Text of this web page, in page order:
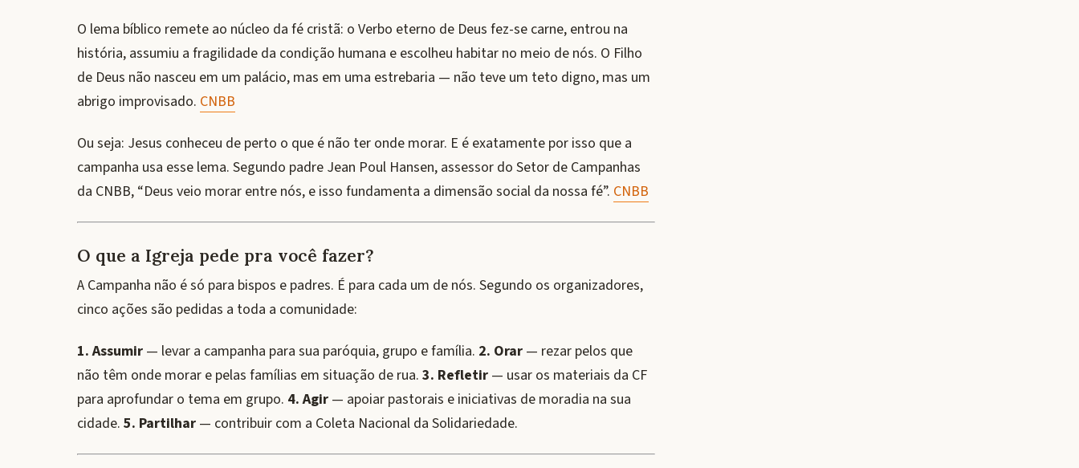
O lema bíblico remete ao núcleo da fé cristã: o Verbo eterno de Deus fez-se carne, entrou na
história, assumiu a fragilidade da condição humana e escolheu habitar no meio de nós. O Filho
de Deus não nasceu em um palácio, mas em uma estrebaria — não teve um teto digno, mas um
abrigo improvisado. CNBB
Ou seja: Jesus conheceu de perto o que é não ter onde morar. E é exatamente por isso que a
campanha usa esse lema. Segundo padre Jean Poul Hansen, assessor do Setor de Campanhas
da CNBB, “Deus veio morar entre nós, e isso fundamenta a dimensão social da nossa fé”. CNBB
O que a Igreja pede pra você fazer?
A Campanha não é só para bispos e padres. É para cada um de nós. Segundo os organizadores,
cinco ações são pedidas a toda a comunidade:
1. Assumir — levar a campanha para sua paróquia, grupo e família. 2. Orar — rezar pelos que
não têm onde morar e pelas famílias em situação de rua. 3. Refletir — usar os materiais da CF
para aprofundar o tema em grupo. 4. Agir — apoiar pastorais e iniciativas de moradia na sua
cidade. 5. Partilhar — contribuir com a Coleta Nacional da Solidariedade.